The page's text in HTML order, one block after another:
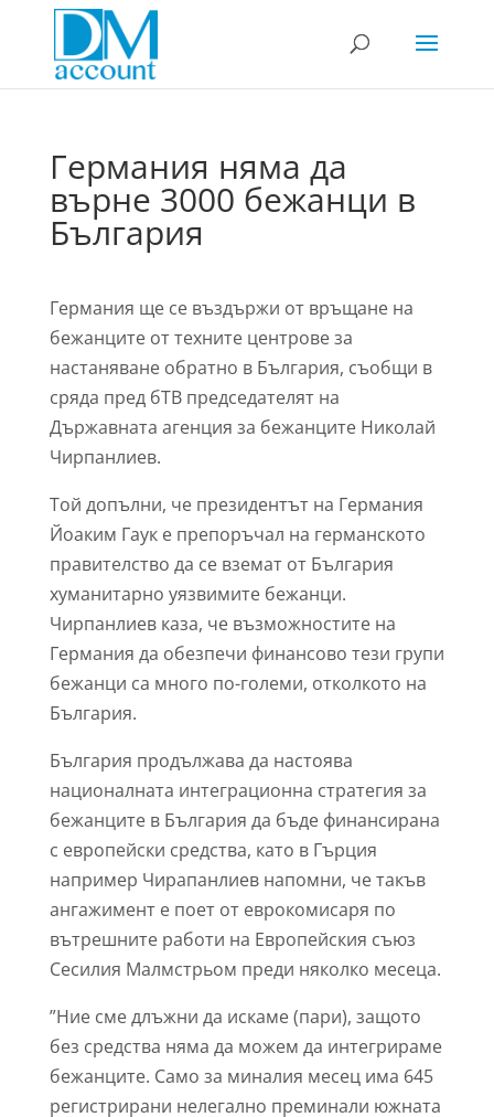
Германия няма да
върне 3000 бежанци в
България
Германия ще се въздържи от връщане на
бежанците от техните центрове за
настаняване обратно в България, съобщи в
сряда пред бТВ председателят на
Държавната агенция за бежанците Николай
Чирпанлиев.
Той допълни, че президентът на Германия
Йоаким Гаук е препоръчал на германското
правителство да се вземат от България
хуманитарно уязвимите бежанци.
Чирпанлиев каза, че възможностите на
Германия да обезпечи финансово тези групи
бежанци са много по-големи, отколкото на
България.
България продължава да настоява
националната интеграционна стратегия за
бежанците в България да бъде финансирана
с европейски средства, като в Гърция
например Чирапанлиев напомни, че такъв
ангажимент е поет от еврокомисаря по
вътрешните работи на Европейския съюз
Сесилия Малмстрьом преди няколко месеца.
”Ние сме длъжни да искаме (пари), защото
без средства няма да можем да интегрираме
бежанците. Само за миналия месец има 645
регистрирани нелегално преминали южната